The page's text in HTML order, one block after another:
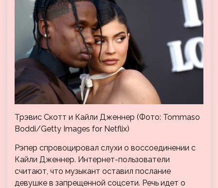
Трэвис Скотт и Кайли Дженнер (Фото: Tommaso
Boddi/Getty Images for Netflix)
Рэпер спровоцировал слухи о воссоединении с
Кайли Дженнер. Интернет-пользователи
считают, что музыкант оставил послание
девушке в запрещенной соцсети. Речь идет о